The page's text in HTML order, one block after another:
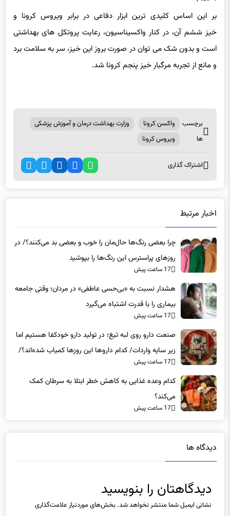
بر این اساس کلیدی ترین ابزار دفاعی در برابر ویروس کرونا و
خیز ششم آن، در کنار واکسیناسیون، رعایت پروتکل های بهداشتی
است و بدون شک می توان در صورت بروز این خیز، سر به سلامت برد
و مانع از تجربه مرگبار خیز پنجم کرونا شد.
برچسب
ها
واکسن کرونا
وزارت بهداشت درمان و آموزش پزشکی
ویروس کرونا
اشتراک گذاری
اخبار مرتبط
چرا بعضی رنگ‌ها حال‌مان را خوب و بعضی بد می‌کنند؟/ در
روزهای پراسترس این رنگ‌ها را بپوشید
17 ساعت پیش
هشدار نسبت به «بی‌حسی عاطفی» در مردان؛ وقتی جامعه
بیماری را با قدرت اشتباه می‌گیرد
17 ساعت پیش
صنعت دارو روی لبه تیغ؛ در تولید دارو خودکفا هستیم اما
زیر سایه واردات/ کدام داروها این روزها کمیاب شده‌اند؟/
«کشور سه ماه ذخیره دارویی دارد»
17 ساعت پیش
کدام وعده غذایی به کاهش خطر ابتلا به سرطان کمک
می‌کند؟
17 ساعت پیش
دیدگاه ها
دیدگاهتان را بنویسید
نشانی ایمیل شما منتشر نخواهد شد. بخش‌های موردنیاز علامت‌گذاری